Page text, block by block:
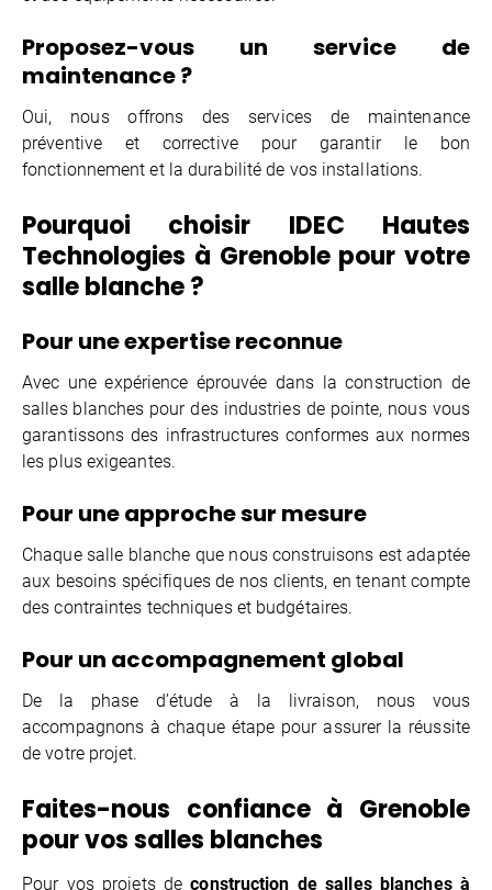
Proposez-vous un service de
maintenance ?
Oui, nous offrons des services de maintenance
préventive et corrective pour garantir le bon
fonctionnement et la durabilité de vos installations.
Pourquoi choisir IDEC Hautes
Technologies à Grenoble pour votre
salle blanche ?
Pour une expertise reconnue
Avec une expérience éprouvée dans la construction de
salles blanches pour des industries de pointe, nous vous
garantissons des infrastructures conformes aux normes
les plus exigeantes.
Pour une approche sur mesure
Chaque salle blanche que nous construisons est adaptée
aux besoins spécifiques de nos clients, en tenant compte
des contraintes techniques et budgétaires.
Pour un accompagnement global
De la phase d’étude à la livraison, nous vous
accompagnons à chaque étape pour assurer la réussite
de votre projet.
Faites-nous confiance à Grenoble
pour vos salles blanches
Pour vos projets deconstruction de salles blanches à